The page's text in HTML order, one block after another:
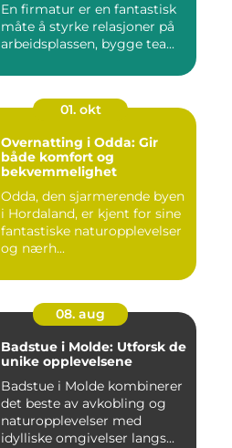
En firmatur er en fantastisk
måte å styrke relasjoner på
arbeidsplassen, bygge tea...
01. okt
Overnatting i Odda: Gir
både komfort og
bekvemmelighet
Odda, den sjarmerende byen
i Hordaland, er kjent for sine
fantastiske naturopplevelser
og nærh...
08. aug
Badstue i Molde: Utforsk de
unike opplevelsene
Badstue i Molde kombinerer
det beste av avkobling og
naturopplevelser med
idylliske omgivelser langs...